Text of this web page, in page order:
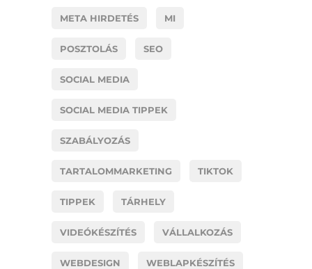
META HIRDETÉS MI
POSZTOLÁS SEO
SOCIAL MEDIA
SOCIAL MEDIA TIPPEK
SZABÁLYOZÁS
TARTALOMMARKETING TIKTOK
TIPPEK TÁRHELY
VIDEÓKÉSZÍTÉS VÁLLALKOZÁS
WEBDESIGN WEBLAPKÉSZÍTÉS